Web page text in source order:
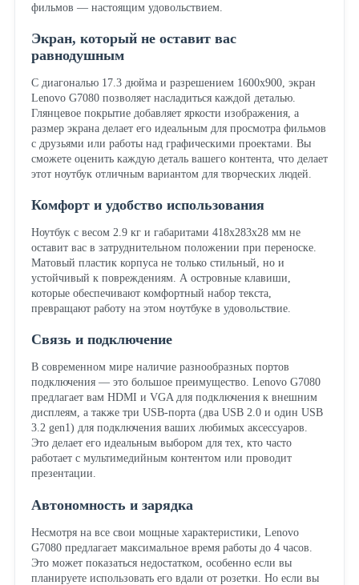
фильмов — настоящим удовольствием.
Экран, который не оставит вас
равнодушным
С диагональю 17.3 дюйма и разрешением 1600x900, экран
Lenovo G7080 позволяет насладиться каждой деталью.
Глянцевое покрытие добавляет яркости изображения, а
размер экрана делает его идеальным для просмотра фильмов
с друзьями или работы над графическими проектами. Вы
сможете оценить каждую деталь вашего контента, что делает
этот ноутбук отличным вариантом для творческих людей.
Комфорт и удобство использования
Ноутбук с весом 2.9 кг и габаритами 418x283x28 мм не
оставит вас в затруднительном положении при переноске.
Матовый пластик корпуса не только стильный, но и
устойчивый к повреждениям. А островные клавиши,
которые обеспечивают комфортный набор текста,
превращают работу на этом ноутбуке в удовольствие.
Связь и подключение
В современном мире наличие разнообразных портов
подключения — это большое преимущество. Lenovo G7080
предлагает вам HDMI и VGA для подключения к внешним
дисплеям, а также три USB-порта (два USB 2.0 и один USB
3.2 gen1) для подключения ваших любимых аксессуаров.
Это делает его идеальным выбором для тех, кто часто
работает с мультимедийным контентом или проводит
презентации.
Автономность и зарядка
Несмотря на все свои мощные характеристики, Lenovo
G7080 предлагает максимальное время работы до 4 часов.
Это может показаться недостатком, особенно если вы
планируете использовать его вдали от розетки. Но если вы